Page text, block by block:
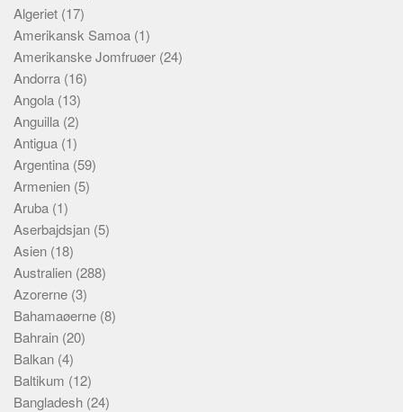
Steder
Kilder
Om
Webstedet
Forhistorien
Redigering
Tekstannoncer
Bannere
Hjælp
Algeriet (17)
Amerikansk Samoa (1)
Amerikanske Jomfruøer (24)
Andorra (16)
Angola (13)
Anguilla (2)
Antigua (1)
Argentina (59)
Armenien (5)
Aruba (1)
Aserbajdsjan (5)
Asien (18)
Australien (288)
Azorerne (3)
Bahamaøerne (8)
Bahrain (20)
Balkan (4)
Baltikum (12)
Bangladesh (24)